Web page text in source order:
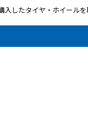
入したタイヤ・ホイール